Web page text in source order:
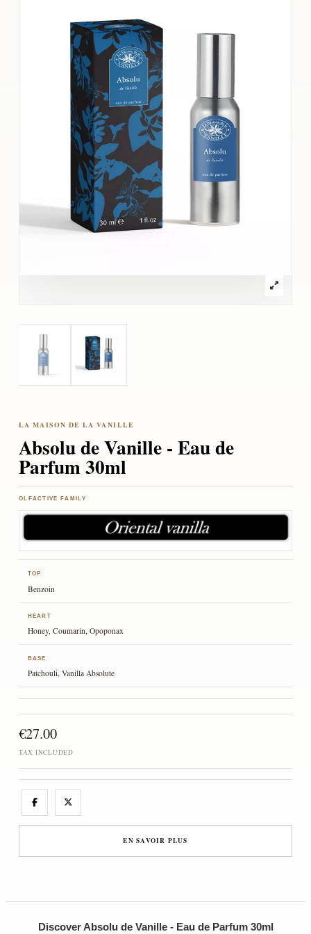
Absolu de Vanille - Eau de
Parfum 30ml
OLFACTIVE FAMILY
TOP
Benzoin
HEART
Honey, Coumarin, Opoponax
BASE
Patchouli, Vanilla Absolute
€27.00
TAX INCLUDED
EN SAVOIR PLUS
Discover Absolu de Vanille - Eau de Parfum 30ml